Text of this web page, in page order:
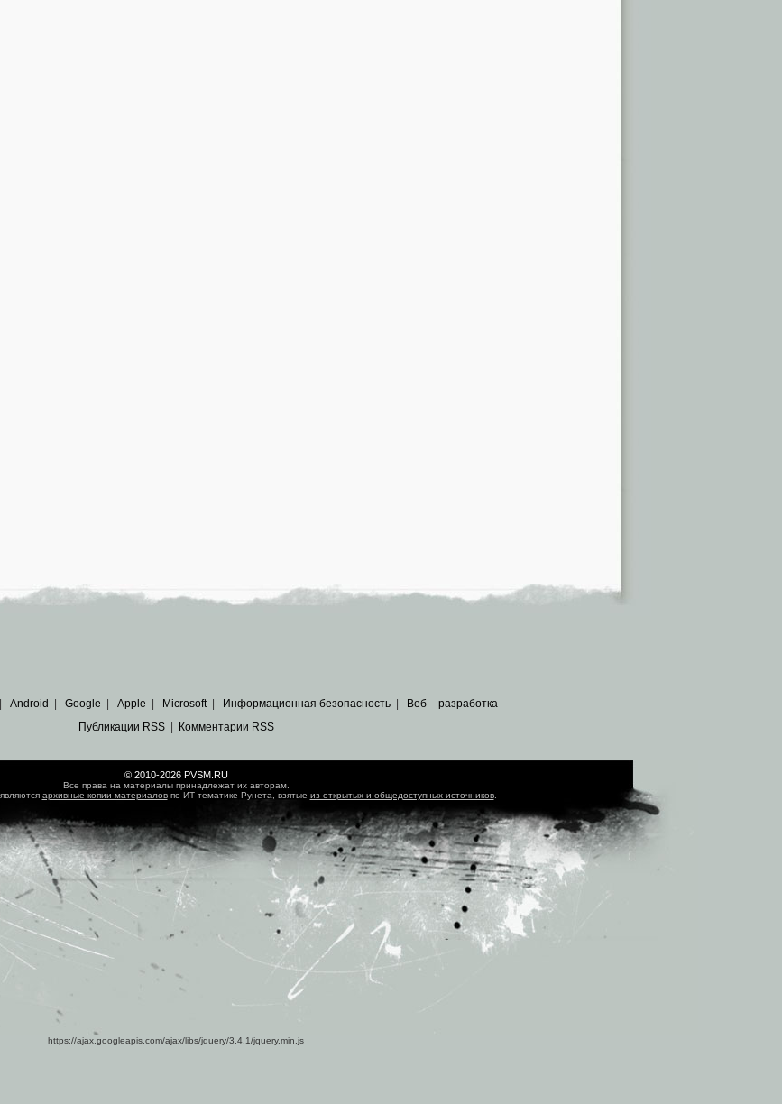
Android Google Apple Microsoft| Информационная безопасность
Веб – разработка
Публикации RSS| Комментарии RSS
© 2010-2026 PVSM.RU
Все права на материалы принадлежат их авторам.
архивные копии материаловпо ИТ тематике Рунета, взятые из открытых и общедоступных источников.
https://ajax.googleapis.com/ajax/libs/jquery/3.4.1/jquery.min.js